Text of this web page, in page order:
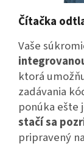
Čítačka
Vaše
ktorá
zadávania
ponúka ešte
stačí sa
pripravený